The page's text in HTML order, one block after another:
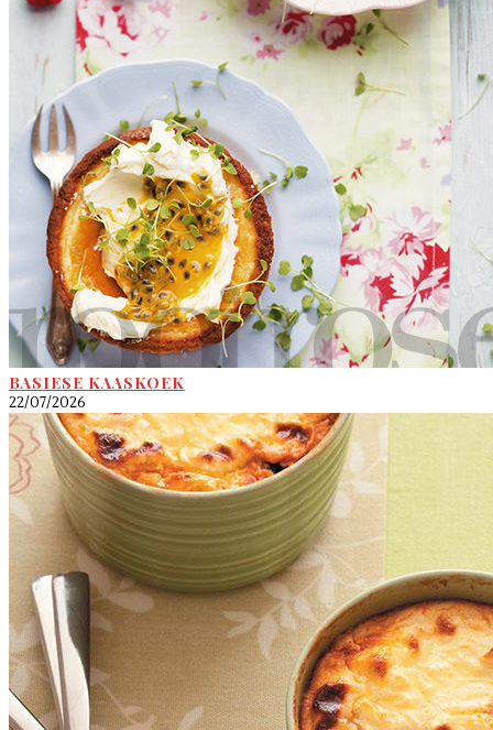
BASIESE KAASKOEK
22/07/2026